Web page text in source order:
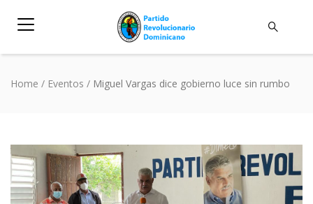
Home / Eventos / Miguel Vargas dice gobierno luce sin rumbo